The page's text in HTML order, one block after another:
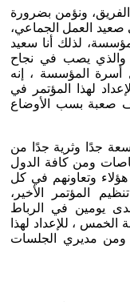
ونؤمن بضرورة
صعيد العمل الجماعي،
لذلك أنا سعيد
والذي يصب في نجاح
أسرة المؤسسة ، إنه
لهذا المؤتمر في
بسب الأوضاع
جدًا وثرية جدًا من
ومن كافة الدول
وتعاونهم في كل
المؤتمر الأخير،
مدى يومين في الرباط
، للإعداد لهذا
ومن مديري الجلسات